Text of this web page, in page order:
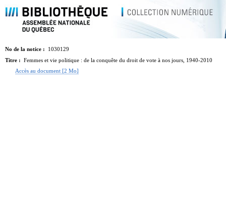
No de la notice :
1030129
Titre :
Femmes et vie politique : de la conquête du droit de vote à nos jours, 1940-2010
Accès au document [2 Mo]